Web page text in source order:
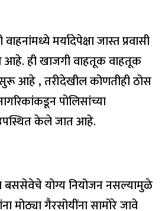
मर्यादेपेक्षा जास्त प्रवासी
आहे. ही खाजगी वाहतूक वाहतूक
आहे , तरीदेखील कोणतीही ठोस
पोलिसांच्या
उपस्थित केले जात आहे.
बससेवेचे योग्य नियोजन नसल्यामुळे
मोठ्या गैरसोयींना सामोरे जावे